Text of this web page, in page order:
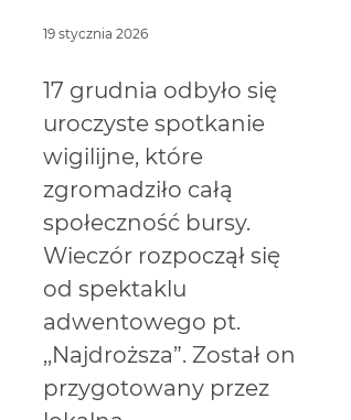
19 stycznia 2026
17 grudnia odbyło się
uroczyste spotkanie
wigilijne, które
zgromadziło całą
społeczność bursy.
Wieczór rozpoczął się
od spektaklu
adwentowego pt.
,,Najdroższa”. Został on
przygotowany przez